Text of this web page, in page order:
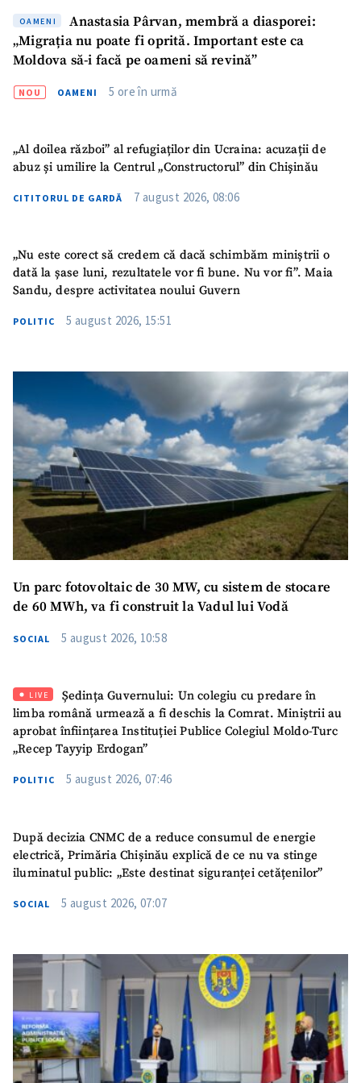
OAMENI
Anastasia Pârvan, membră a diasporei:
„Migrația nu poate fi oprită. Important este ca
Moldova să-i facă pe oameni să revină”
NOU OAMENI 5 ore în urmă
„Al doilea război” al refugiaților din Ucraina: acuzații de
abuz și umilire la Centrul „Constructorul” din Chișinău
CITITORUL DE GARDĂ 7 august 2026, 08:06
„Nu este corect să credem că dacă schimbăm miniștrii o
dată la șase luni, rezultatele vor fi bune. Nu vor fi”. Maia
Sandu, despre activitatea noului Guvern
POLITIC 5 august 2026, 15:51
Un parc fotovoltaic de 30 MW, cu sistem de stocare
de 60 MWh, va fi construit la Vadul lui Vodă
SOCIAL 5 august 2026, 10:58
LIVE
Ședința Guvernului: Un colegiu cu predare în
limba română urmează a fi deschis la Comrat. Miniștrii au
aprobat înființarea Instituției Publice Colegiul Moldo-Turc
„Recep Tayyip Erdogan”
POLITIC 5 august 2026, 07:46
După decizia CNMC de a reduce consumul de energie
electrică, Primăria Chișinău explică de ce nu va stinge
iluminatul public: „Este destinat siguranței cetățenilor”
SOCIAL 5 august 2026, 07:07
Nume+ Numele meu
Email + Emailul meu
Telefon
+ Telefon personal
acord cu politica de